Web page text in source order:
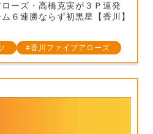
ーズ・高橋克実が３Ｐ連発
６連勝ならず初黒星【香川】
香川ファイブアローズ